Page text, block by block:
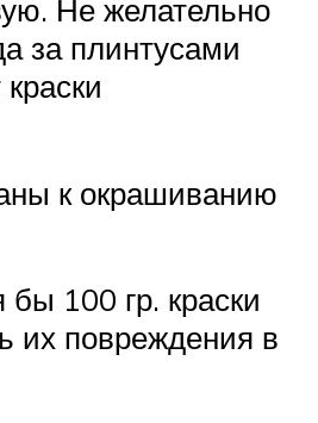
Не желательно
за плинтусами
к окрашиванию
бы 100 гр. краски
их повреждения в